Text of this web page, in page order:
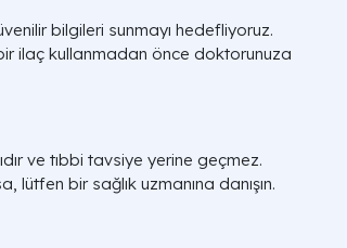
bilgileri sunmayı hedefliyoruz.
ilaç kullanmadan önce doktorunuza
ve tıbbi tavsiye yerine geçmez.
lütfen bir sağlık uzmanına danışın.